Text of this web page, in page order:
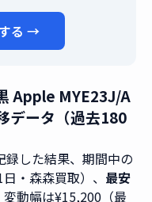
る →
Apple MYE23J/A
データ（過去180
録した結果、期間中の
日・森森買取）、 最安
変動幅は¥15,200（最